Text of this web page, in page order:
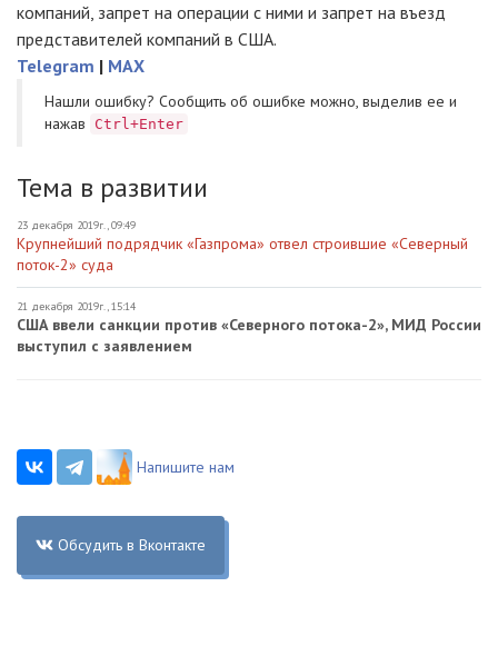
компаний, запрет на операции с ними и запрет на въезд
представителей компаний в США.
Telegram | MAX
Нашли ошибку? Cообщить об ошибке можно, выделив ее и
нажав
Ctrl+Enter
Тема в развитии
23 декабря 2019г., 09:49
Крупнейший подрядчик «Газпрома» отвел строившие «Северный
поток-2» суда
21 декабря 2019г., 15:14
США ввели санкции против «Северного потока-2», МИД России
выступил с заявлением
Напишите нам
Обсудить в Вконтакте